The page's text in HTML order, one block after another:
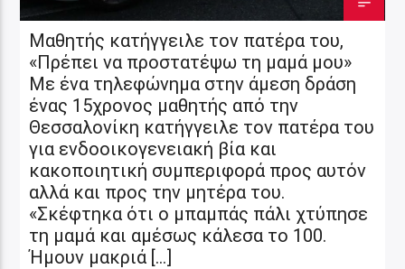
Μαθητής κατήγγειλε τον πατέρα του,
«Πρέπει να προστατέψω τη μαμά μου»
Με ένα τηλεφώνημα στην άμεση δράση
ένας 15χρονος μαθητής από την
Θεσσαλονίκη κατήγγειλε τον πατέρα του
για ενδοοικογενειακή βία και
κακοποιητική συμπεριφορά προς αυτόν
αλλά και προς την μητέρα του.
«Σκέφτηκα ότι ο μπαμπάς πάλι χτύπησε
τη μαμά και αμέσως κάλεσα το 100.
Ήμουν μακριά […]